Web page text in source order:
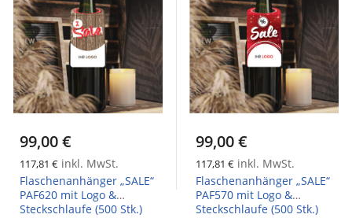
99,00 €
117,81 € inkl. MwSt.
Flaschenanhänger „SALE“
PAF620 mit Logo &
Steckschlaufe (500 Stk.)
99,00 €
117,81 € inkl. MwSt.
Flaschenanhänger „SALE“
PAF570 mit Logo &
Steckschlaufe (500 Stk.)